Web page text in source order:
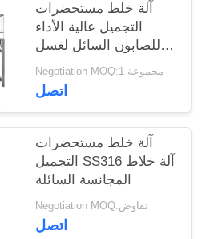
آلة خلط مستحضرات
التجميل عالية الأداء
للصابون السائل لغسل
اليدين
Negotiation MOQ:1 مجموعة
اتصل
آلة خلط مستحضرات
التجميل SS316 آلة خلاط
المجانسة السائلة
Negotiation MOQ:تفاوض
اتصل